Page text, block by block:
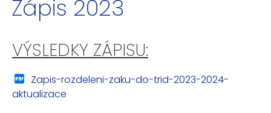
Zápis 2023
VÝSLEDKY ZÁPISU:
Zapis-rozdeleni-zaku-do-trid-2023-2024-
aktualizace